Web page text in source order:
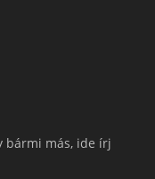
bármi más, ide írj